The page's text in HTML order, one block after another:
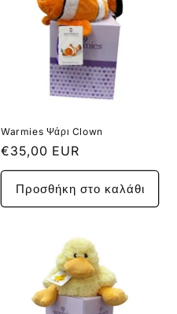
Warmies Ψάρι Clown
Κανονική
τιμή
€35,00 EUR
Προσθήκη στο καλάθι